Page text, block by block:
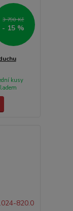
3 790 Kč
- 15 %
kusy